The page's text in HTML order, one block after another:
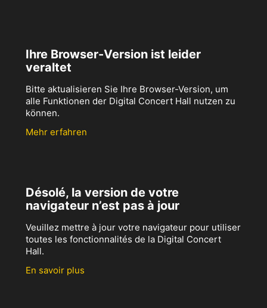
Ihre Browser-Version ist leider
veraltet
Bitte aktualisieren Sie Ihre Browser-Version, um
alle Funktionen der Digital Concert Hall nutzen zu
können.
Mehr erfahren
Désolé, la version de votre
navigateur n’est pas à jour
Veuillez mettre à jour votre navigateur pour utiliser
toutes les fonctionnalités de la Digital Concert
Hall.
En savoir plus